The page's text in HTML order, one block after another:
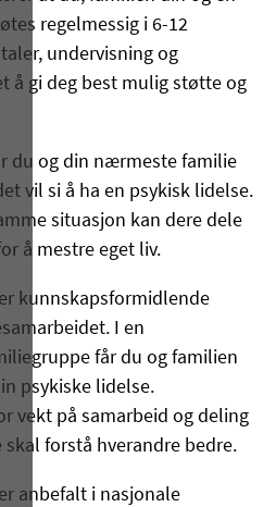
regelmessig i 6-12
undervisning og
å gi deg best mulig støtte og
du og din nærmeste familie
vil si å ha en psykisk lidelse.
situasjon kan dere dele
å mestre eget liv.
kunnskapsformidlende
I en
får du og familien
psykiske lidelse.
vekt på samarbeid og deling
skal forstå hverandre bedre.
anbefalt i nasjonale